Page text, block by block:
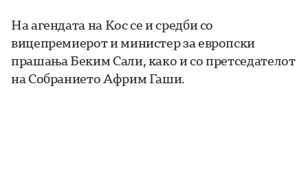
На агендата на Кос се и средби со
вицепремиерот и министер за европски
прашања Беким Сали, како и со претседателот
на Собранието Африм Гаши.